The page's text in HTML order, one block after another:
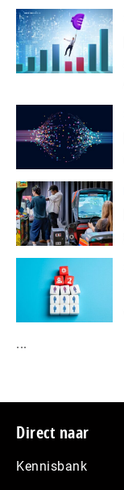
...
Footer
Direct naar
Kennisbank